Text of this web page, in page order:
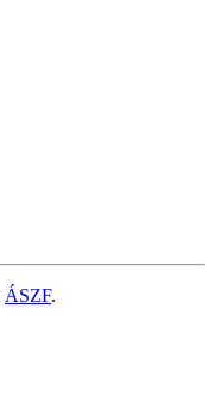
ÁSZF.